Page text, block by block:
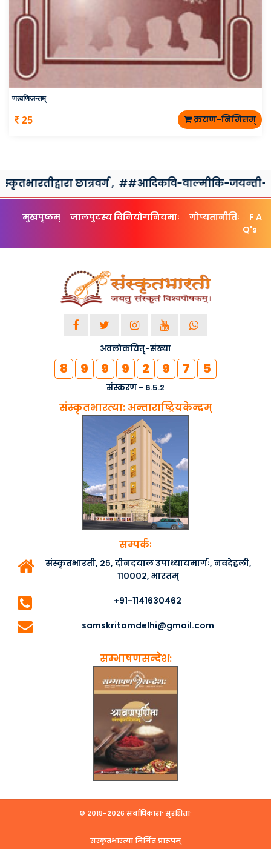
णत्वणिजन्तम्
25 क्रयण-निमित्तम्
छात्रवर्ग ,##आदिकवि-वाल्मीकि-जयन्ती-
मुखपृष्ठम् जालपुटस्य विनियोगनियमाः गोप्यतानीतिः
F A
Q's
अवलोकयितृ-संख्या
8 9 9 9 2 9 7 5
संस्करण - 6.5.2
संस्कृतभारत्या: अन्ताराष्ट्रियकेन्द्रम्
सम्पर्कः
संस्कृतभारती, २५, दीनदयाल उपाध्यायमार्गः, नवदेहली,
११०००२, भारतम्
+91-1141630462
samskritamdelhi@gmail.com
सम्भाषणसन्देश:
© २०१८-२०२६ सर्वाधिकाराः सुरक्षिताः
संस्कृतभारत्या निर्मितं प्रारूपम्